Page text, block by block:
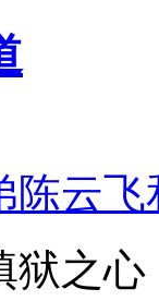
陈云
狱之